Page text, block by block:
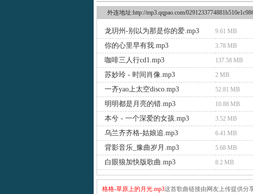
外连地址:http://mp3.qqpao.com/
龙玥州-别以为那是你的爱.mp3 9.61 MB
你的心里早有我.mp3 3.78 MB
咖啡三人行cd1.mp3 137.58 MB
苏妙玲 - 时间肖像.mp3 2 MB
一齐yao上太空disco.mp3 52.81 MB
明明都是月亮的错.mp3 10.88 MB
本兮 - 一个深爱的女孩.mp3 3.52 MB
乌兰齐齐格-姑娘追.mp3 6.41 MB
背影音乐_豫曲岁月.mp3 5.68 MB
白眼狼加快版歌曲.mp3 8.2 MB
格格-草原上的月光.mp3这首歌曲链接由网友上传提供分